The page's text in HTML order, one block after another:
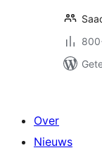
Over
Nieuws